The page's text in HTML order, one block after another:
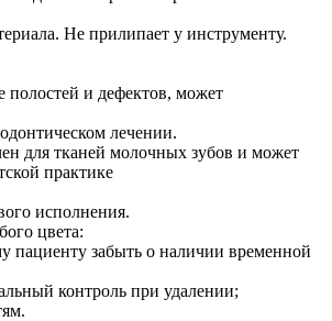
Не прилипает у инструменту.
полостей и дефектов, может
лечении.
для тканей молочных зубов и может
практике
исполнения.
цвета:
пациенту забыть о наличии временной
контроль при удалении;